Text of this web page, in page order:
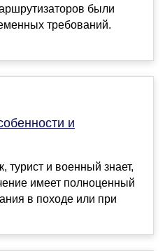
были
требований.
и
турист и военный знает,
имеет полноценный
в походе или при